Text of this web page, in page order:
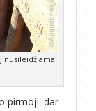
nusileidžiama
pirmoji: dar